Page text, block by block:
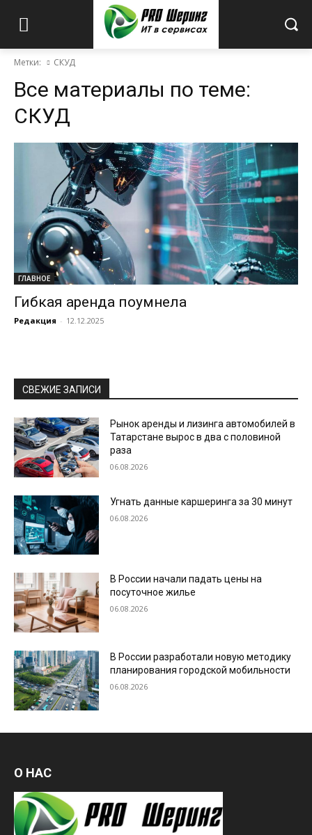
Метки: СКУД
Все материалы по теме:
СКУД
ГЛАВНОЕ
Гибкая аренда поумнела
Редакция - 12.12.2025
СВЕЖИЕ ЗАПИСИ
Рынок аренды и лизинга автомобилей в
Татарстане вырос в два с половиной
раза
06.08.2026
Угнать данные каршеринга за 30 минут
06.08.2026
В России начали падать цены на
посуточное жилье
06.08.2026
В России разработали новую методику
планирования городской мобильности
06.08.2026
О НАС